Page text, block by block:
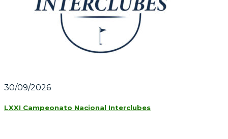
30/09/2026
LXXI Campeonato Nacional Interclubes